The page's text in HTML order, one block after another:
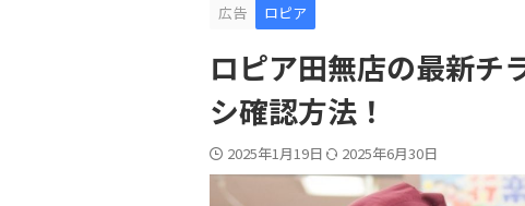
広告
ロピア
ロピア田無店の最新チ
シ確認方法！
2025年1月19日 2025年6月30日